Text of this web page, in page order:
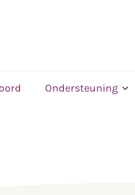
Ondersteuning